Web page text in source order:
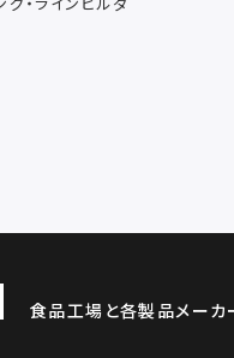
食品工場と各製品メーカ